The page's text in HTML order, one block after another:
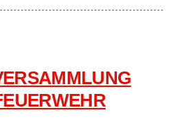
für
Zimmern
o.R.